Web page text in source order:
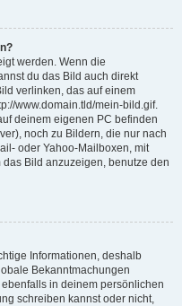
werden. Wenn die
du das Bild auch direkt
verlinken, das auf einem
www.domain.tld/mein-bild.gif.
deinem eigenen PC befinden
noch zu Bildern, die nur nach
oder Yahoo-Mailboxen, mit
Bild anzuzeigen, benutze den
Informationen, deshalb
Bekanntmachungen
in deinem persönlichen
schreiben kannst oder nicht,